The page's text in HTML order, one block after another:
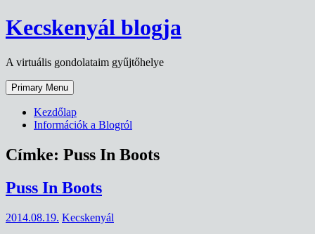
Skip
to
Kecskenyál blogja
A virtuális gondolataim gyűjtőhelye
Primary Menu
Kezdőlap
Információk a Blogról
Címke: Puss In Boots
Puss In Boots
2014.08.19. Kecskenyál